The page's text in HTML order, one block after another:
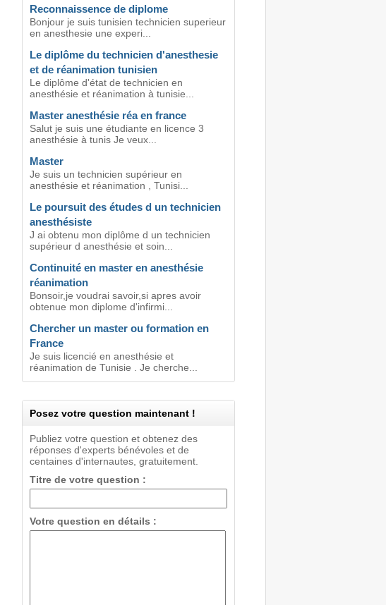
Reconnaissence de diplome
Bonjour je suis tunisien technicien superieur
en anesthesie une experi...
Le diplôme du technicien d'anesthesie
et de réanimation tunisien
Le diplôme d'état de technicien en
anesthésie et réanimation à tunisie...
Master anesthésie réa en france
Salut je suis une étudiante en licence 3
anesthésie à tunis Je veux...
Master
Je suis un technicien supérieur en
anesthésie et réanimation , Tunisi...
Le poursuit des études d un technicien
anesthésiste
J ai obtenu mon diplôme d un technicien
supérieur d anesthésie et soin...
Continuité en master en anesthésie
réanimation
Bonsoir,je voudrai savoir,si apres avoir
obtenue mon diplome d'infirmi...
Chercher un master ou formation en
France
Je suis licencié en anesthésie et
réanimation de Tunisie . Je cherche...
Posez votre question maintenant !
Publiez votre question et obtenez des
réponses d'experts bénévoles et de
centaines d'internautes, gratuitement.
Titre de votre question :
Votre question en détails :